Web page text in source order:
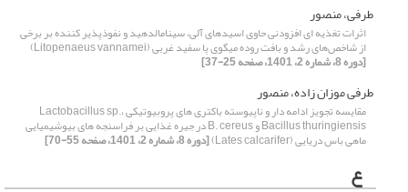
طرفی، منصور
اثرات تغذیه ای افزودنی حاوی اسیدهای آلی، سینامالدهید و نفوذپذیر کننده بر برخی
از شاخص‌های رشد و بافت روده میگوی پا سفید غربی (Litopenaeus vannamei)
[دوره 8، شماره 2، 1401، صفحه 25-37]
طرفی موزان زاده، منصور
مقایسه تجویز ادامه دار و ناپیوسته باکتری های پروبیوتیکی Lactobacillus sp.،
Bacillus thuringiensis و B. cereus در جیره غذایی بر فراسنجه های بیوشیمیایی
ماهی ‌باس دریایی (Lates calcarifer) [دوره 8، شماره 2، 1401، صفحه 55-70]
ع